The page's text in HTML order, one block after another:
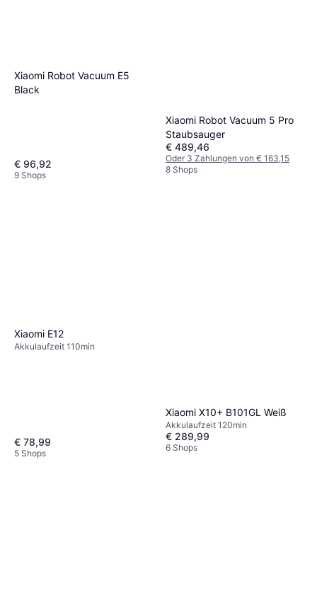
Xiaomi Robot Vacuum E5
Black
€ 96,92
9 Shops
Xiaomi Robot Vacuum 5 Pro
Staubsauger
€ 489,46
Oder 3 Zahlungen von € 163,15
8 Shops
Xiaomi E12
Akkulaufzeit 110min
€ 78,99
5 Shops
Xiaomi X10+ B101GL Weiß
Akkulaufzeit 120min
€ 289,99
6 Shops